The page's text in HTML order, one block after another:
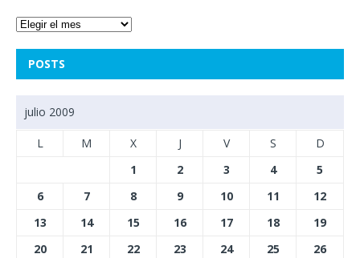
POSTS
julio 2009
L M X J V S
D
1
2 3 4
5
6
7 8 9 10 11
12
13
14 15 16 17 18
19
20
21 22 23 24 25
26